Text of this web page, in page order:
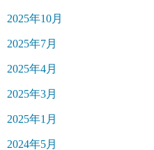
2025年10月
2025年7月
2025年4月
2025年3月
2025年1月
2024年5月